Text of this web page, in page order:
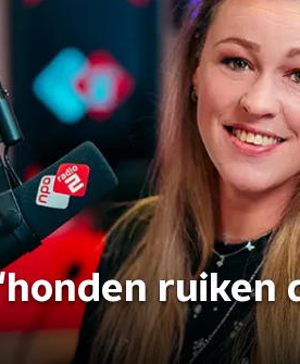
ruiken